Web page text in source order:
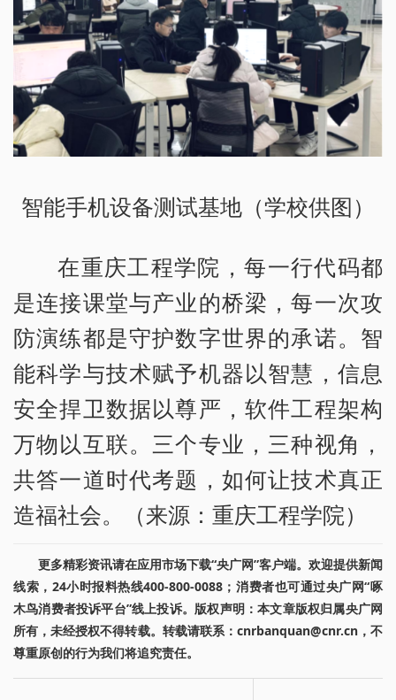
智能手机设备测试基地（学校供图）
在重庆工程学院，每一行代码都
是连接课堂与产业的桥梁，每一次攻
防演练都是守护数字世界的承诺。智
能科学与技术赋予机器以智慧，信息
安全捍卫数据以尊严，软件工程架构
万物以互联。三个专业，三种视角，
共答一道时代考题，如何让技术真正
造福社会。（来源：重庆工程学院）
更多精彩资讯请在应用市场下载“央广网”客户端。欢迎提供新闻
线索，24小时报料热线400-800-0088；消费者也可通过央广网“啄
木鸟消费者投诉平台”线上投诉。版权声明：本文章版权归属央广网
所有，未经授权不得转载。转载请联系：cnrbanquan@cnr.cn，不
尊重原创的行为我们将追究责任。